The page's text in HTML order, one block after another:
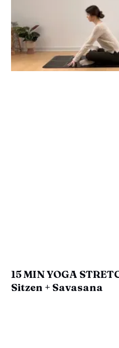
15 MIN YOGA
Sitzen + Savasana